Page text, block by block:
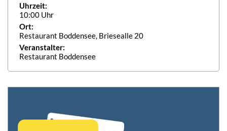
Uhrzeit:
10:00 Uhr
Ort:
Restaurant Boddensee, Briesealle 20
Veranstalter:
Restaurant Boddensee